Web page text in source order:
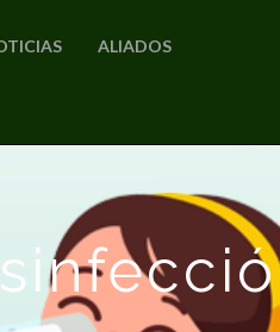
ALIADOS